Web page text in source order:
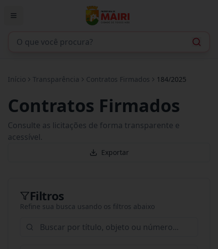
Início Transparência Contratos Firmados 184/2025
Contratos Firmados
Consulte as licitações de forma transparente e
acessível.
Exportar
Filtros
Refine sua busca usando os filtros abaixo